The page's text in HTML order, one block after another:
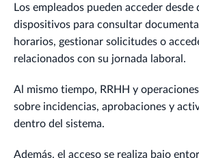
Los empleados pueden acceder
dispositivos para consultar
horarios, gestionar solicitudes o
relacionados con su jornada laboral.
Al mismo tiempo, RRHH y
sobre incidencias, aprobaciones y
dentro del sistema.
Además, el acceso se realiza bajo